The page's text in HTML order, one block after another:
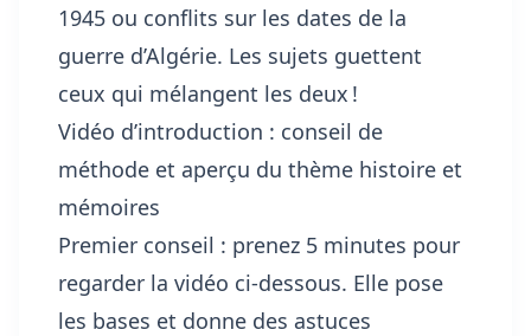
1945 ou conflits sur les dates de la
guerre d’Algérie. Les sujets guettent
ceux qui mélangent les deux !
Vidéo d’introduction : conseil de
méthode et aperçu du thème histoire et
mémoires
Premier conseil : prenez 5 minutes pour
regarder la vidéo ci-dessous. Elle pose
les bases et donne des astuces